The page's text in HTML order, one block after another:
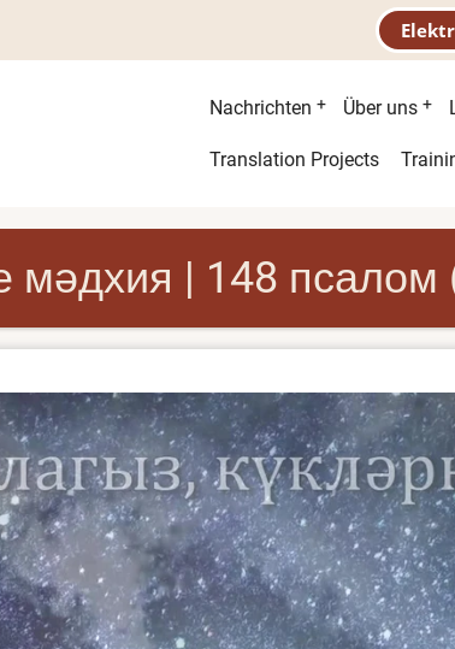
Nachrichten Über uns
Second
Translation Projects
мәдхия | 148 псалом